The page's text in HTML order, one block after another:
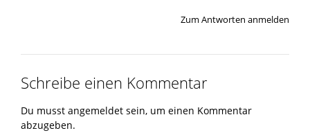
Zum Antworten anmelden
Schreibe einen Kommentar
Du musst angemeldet sein, um einen Kommentar
abzugeben.